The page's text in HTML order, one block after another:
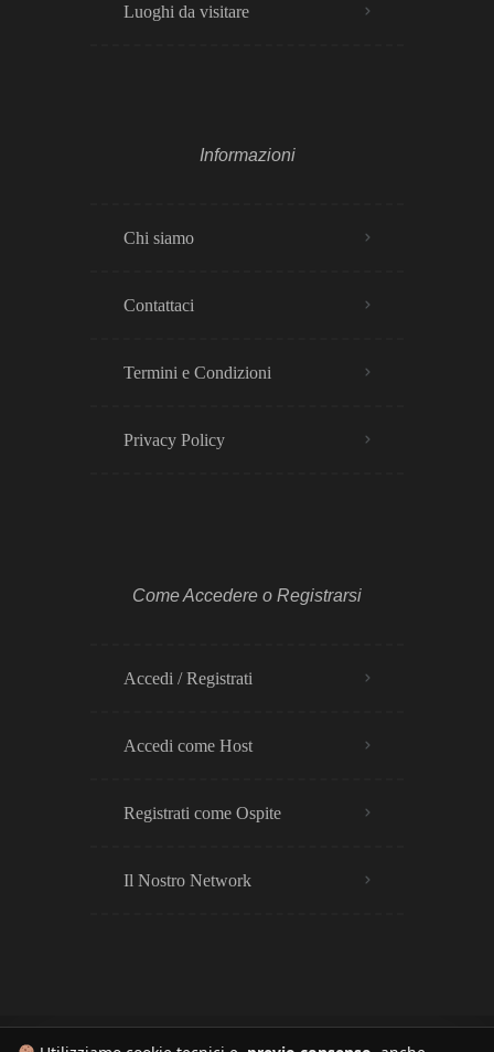
Luoghi da visitare
Informazioni
Chi siamo
Contattaci
Termini e Condizioni
Privacy Policy​
Come Accedere o Registrarsi
Accedi / Registrati
Accedi come Host
Registrati come Ospite
Il Nostro Network